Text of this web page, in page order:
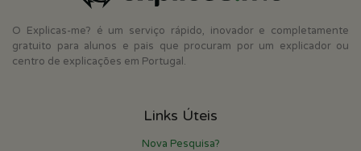
O Explicas-me? é um serviço rápido, inovador e completamente
gratuito para alunos e pais que procuram por um explicador ou
centro de explicações em Portugal.
Links Úteis
Nova Pesquisa?